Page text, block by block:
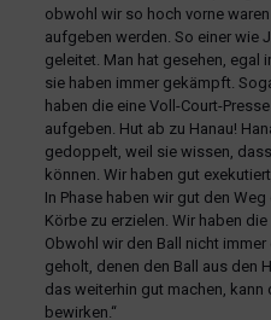
obwohl wir so hoch vorne
aufgeben werden. So einer wie
geleitet. Man hat gesehen, egal
sie haben immer gekämpft.
haben die eine Voll-Court-
aufgeben. Hut ab zu Hanau!
gedoppelt, weil sie wissen,
können. Wir haben gut
In Phase haben wir gut den
Körbe zu erzielen. Wir haben
Obwohl wir den Ball nicht
geholt, denen den Ball aus den
das weiterhin gut machen, kann
bewirken.“